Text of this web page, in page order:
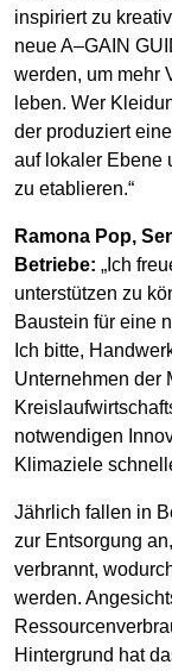
inspiriert zu
neue A–GAIN
werden, um mehr
leben. Wer
der produziert
auf lokaler Ebene
zu etablieren.“
Ramona Pop,
Betriebe: „Ich
unterstützen zu
Baustein für eine
Ich bitte,
Unternehmen der
notwendigen
Klimaziele
Jährlich fallen in
zur Entsorgung
verbrannt,
werden.
Hintergrund hat